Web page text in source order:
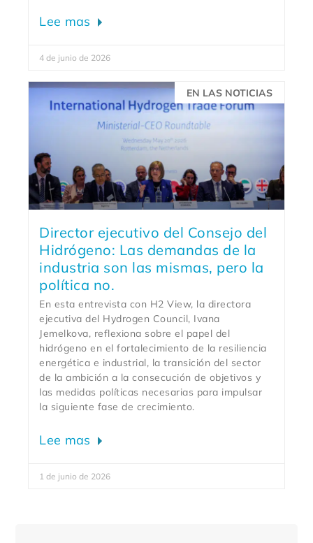
Lee mas
4 de junio de 2026
EN LAS NOTICIAS
Director ejecutivo del Consejo del
Hidrógeno: Las demandas de la
industria son las mismas, pero la
política no.
En esta entrevista con H2 View, la directora
ejecutiva del Hydrogen Council, Ivana
Jemelkova, reflexiona sobre el papel del
hidrógeno en el fortalecimiento de la resiliencia
energética e industrial, la transición del sector
de la ambición a la consecución de objetivos y
las medidas políticas necesarias para impulsar
la siguiente fase de crecimiento.
Lee mas
1 de junio de 2026